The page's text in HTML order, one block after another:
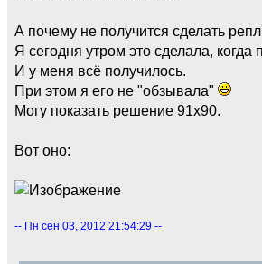
А почему не получится сделать
Я сегодня утром это сделала,
И у меня всё получилось.
При этом я его не "обзывала"
Могу показать решение 91х90.
Вот оно:
-- Пн сен 03, 2012 21:54:29 --